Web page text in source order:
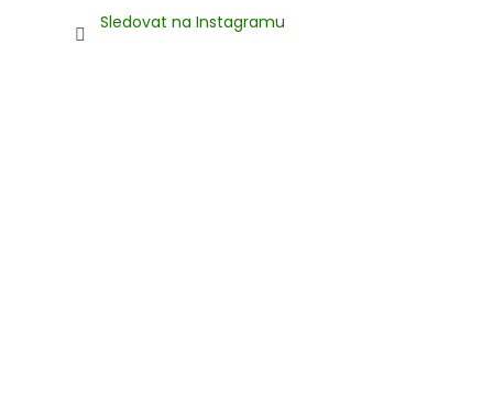
Sledovat na Instagramu